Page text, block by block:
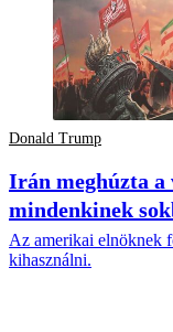
Donald Trump
Irán meghúzta
mindenkinek
Az amerikai elnöknek
kihasználni.